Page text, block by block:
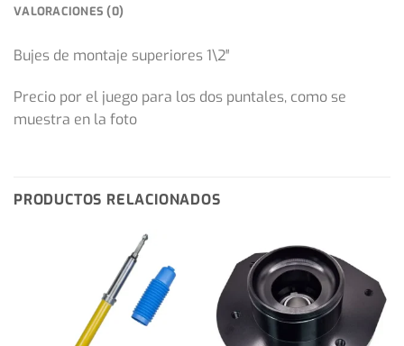
VALORACIONES (0)
Bujes de montaje superiores 1\2″
Precio por el juego para los dos puntales, como se
muestra en la foto
PRODUCTOS RELACIONADOS